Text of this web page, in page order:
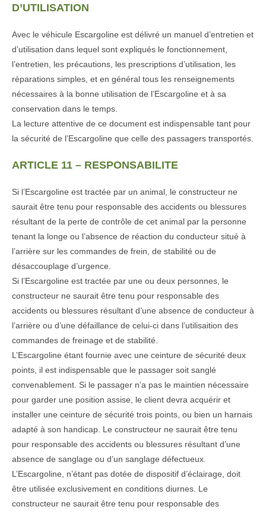
D’UTILISATION
Avec le véhicule Escargoline est délivré un manuel d’entretien et
d’utilisation dans lequel sont expliqués le fonctionnement,
l’entretien, les précautions, les prescriptions d’utilisation, les
réparations simples, et en général tous les renseignements
nécessaires à la bonne utilisation de l’Escargoline et à sa
conservation dans le temps.
La lecture attentive de ce document est indispensable tant pour
la sécurité de l’Escargoline que celle des passagers transportés.
ARTICLE 11 – RESPONSABILITE
Si l’Escargoline est tractée par un animal, le constructeur ne
saurait être tenu pour responsable des accidents ou blessures
résultant de la perte de contrôle de cet animal par la personne
tenant la longe ou l’absence de réaction du conducteur situé à
l’arrière sur les commandes de frein, de stabilité ou de
désaccouplage d’urgence.
Si l’Escargoline est tractée par une ou deux personnes, le
constructeur ne saurait être tenu pour responsable des
accidents ou blessures résultant d’une absence de conducteur à
l’arrière ou d’une défaillance de celui-ci dans l’utilisaition des
commandes de freinage et de stabilité.
L’Escargoline étant fournie avec une ceinture de sécurité deux
points, il est indispensable que le passager soit sanglé
convenablement. Si le passager n’a pas le maintien nécessaire
pour garder une position assise, le client devra acquérir et
installer une ceinture de sécurité trois points, ou bien un harnais
adapté à son handicap. Le constructeur ne saurait être tenu
pour responsable des accidents ou blessures résultant d’une
absence de sanglage ou d’un sanglage défectueux.
L’Escargoline, n’étant pas dotée de dispositif d’éclairage, doit
être utilisée exclusivement en conditions diurnes. Le
constructeur ne saurait être tenu pour responsable des